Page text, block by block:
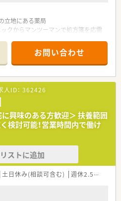
立地にある薬局
クからマンツーマンで処方箋を応需
ます
なので、まずは働ける条件をお問合せ
お休みの融通が利きやすいのも魅力
お問い合わせ
ID： 362426
に興味のある方歓迎＞ 扶養範囲
検討可能！営業時間内で働け
ストに追加
土日休み(相談可含む) 週休2.5日以上